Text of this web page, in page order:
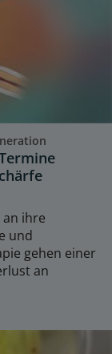
ihre
und
gehen einer
an